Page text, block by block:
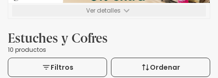
Ver detalles
acumulable.
Estuches y Cofres
10 productos
Filtros Ordenar